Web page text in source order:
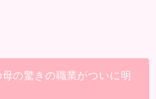
の驚きの職業がついに明